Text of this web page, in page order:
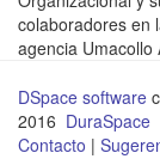
colaboradores en
agencia Umacollo
DSpace software
2016 DuraSpace
Contacto |